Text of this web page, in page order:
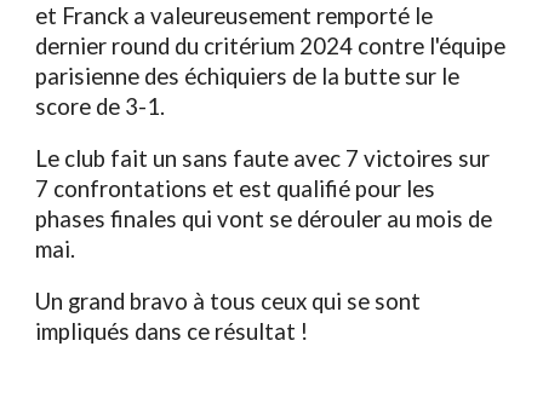
et Franck a valeureusement remporté le
dernier round du critérium 2024 contre l'équipe
parisienne des échiquiers de la butte sur le
score de 3-1.
Le club fait un sans faute avec 7 victoires sur
7 confrontations et est qualifié pour les
phases finales qui vont se dérouler au mois de
mai.
Un grand bravo à tous ceux qui se sont
impliqués dans ce résultat !